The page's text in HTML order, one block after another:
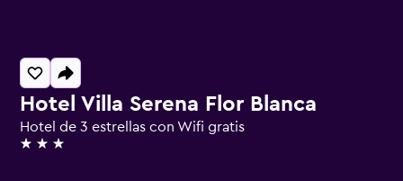
Hotel Villa Serena Flor Blanca
Hotel de 3 estrellas con Wifi gratis
3 estrellas